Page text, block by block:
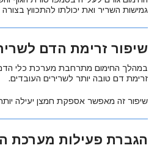
גמישות השריר ואת יכולתו להתכווץ בצורה
שיפור זרימת הדם
במהלך החימום מתרחבת מערכת כלי
זרימת דם טובה יותר לשרירים העובדים.
שיפור זה מאפשר אספקת חמצן יעילה
הגברת פעילות מערכת